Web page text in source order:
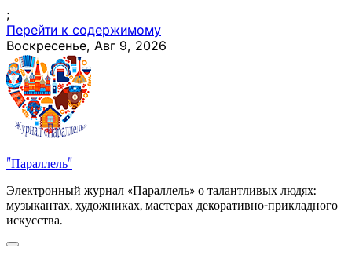
;
Перейти к содержимому
Воскресенье, Авг 9, 2026
"Параллель"
Электронный журнал «Параллель» о талантливых людях:
музыкантах, художниках, мастерах декоративно-прикладного
искусства.